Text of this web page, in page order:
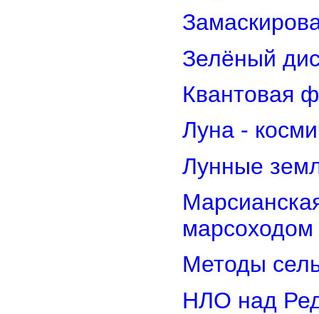
Зелёный
Квантовая
Луна -
Лунные
марсоходом
Методы
НЛО над